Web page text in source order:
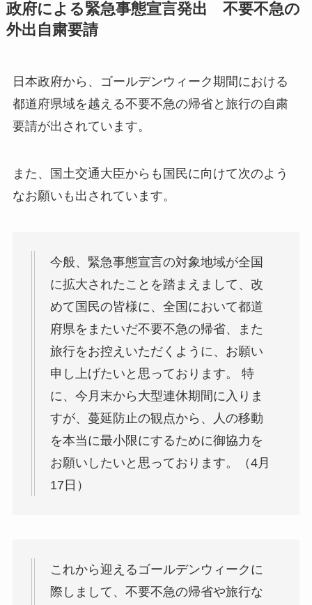
政府による緊急事態宣言発出 不要不急の
外出自粛要請
日本政府から、ゴールデンウィーク期間における
都道府県域を越える不要不急の帰省と旅行の自粛
要請が出されています。
また、国土交通大臣からも国民に向けて次のよう
なお願いも出されています。
今般、緊急事態宣言の対象地域が全国
に拡大されたことを踏まえまして、改
めて国民の皆様に、全国において都道
府県をまたいだ不要不急の帰省、また
旅行をお控えいただくように、お願い
申し上げたいと思っております。 特
に、今月末から大型連休期間に入りま
すが、蔓延防止の観点から、人の移動
を本当に最小限にするために御協力を
お願いしたいと思っております。（4月
17日）
これから迎えるゴールデンウィークに
際しまして、不要不急の帰省や旅行な